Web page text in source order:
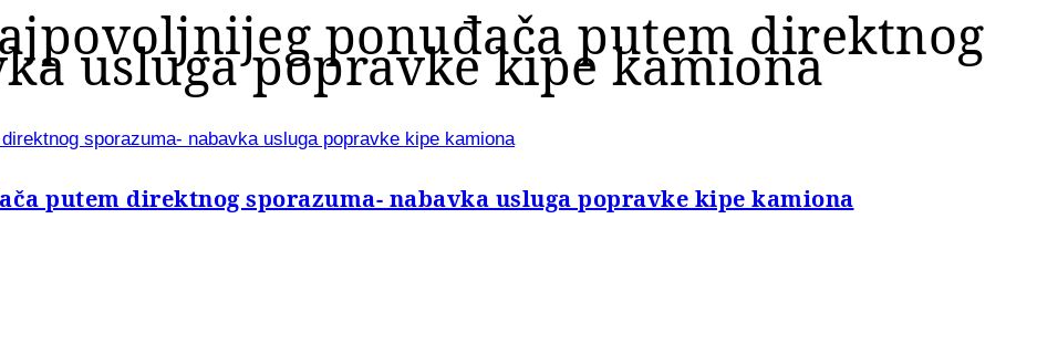
ponuđača putem direktnog
usluga popravke kipe kamiona
sporazuma- nabavka usluga popravke kipe kamiona
putem direktnog sporazuma- nabavka usluga popravke kipe kamiona